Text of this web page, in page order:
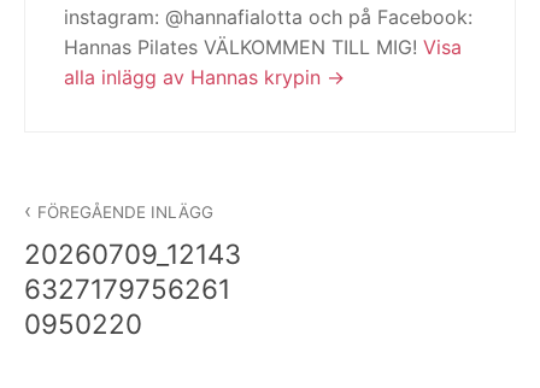
instagram: @hannafialotta och på Facebook:
Hannas Pilates VÄLKOMMEN TILL MIG! Visa
alla inlägg av Hannas krypin
FÖREGÅENDE INLÄGG
20260709_12143
6327179756261
0950220